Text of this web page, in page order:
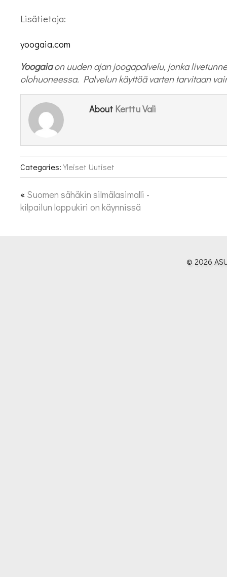
Lisätietoja:
yoogaia.com
Yoogaiaon uuden ajan joogapalvelu, jonka
olohuoneessa. Palvelun käyttöä varten tarvitaan
About Kerttu Vali
Categories:Yleiset Uutiset
« Suomen sähäkin silmälasimalli -
kilpailun loppukiri on käynnissä
© 2026